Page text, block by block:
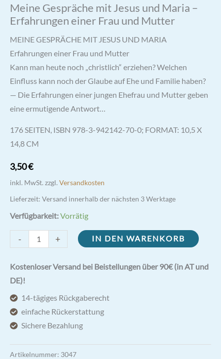
Meine Gespräche mit Jesus und Maria –
Erfahrungen einer Frau und Mutter
MEINE GESPRÄCHE MIT JESUS UND MARIA
Erfahrungen einer Frau und Mutter
Kann man heute noch „christlich“ erziehen? Welchen
Einfluss kann noch der Glaube auf Ehe und Familie haben?
— Die Erfahrungen einer jungen Ehefrau und Mutter geben
eine ermutigende Antwort…
176 SEITEN, ISBN 978-3-942142-70-0; FORMAT: 10,5 X
14,8 CM
3,50€
inkl. MwSt.zzgl.Versandkosten
Lieferzeit: Versand innerhalb der nächsten 3 Werktage
Verfügbarkeit:Vorrätig
-
Gespräche
mit
Jesus
einer
+ IN DEN WARENKORB
Kostenloser Versand bei Beistellungen über 90€ (in AT und
DE)!
14-tägiges Rückgaberecht
einfache Rückerstattung
Sichere Bezahlung
Artikelnummer: 3047